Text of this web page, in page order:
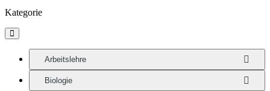
Kategorie

Arbeitslehre
Biologie